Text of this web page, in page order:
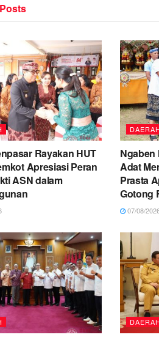
Posts
Rayakan HUT
Apresiasi Peran
ASN dalam
DAERAH
Ngaben
Adat
Prasta
Gotong
07/08/
DAERAH